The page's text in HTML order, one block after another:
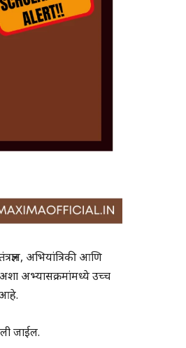
अभियांत्रिकी आणि
अशा अभ्यासक्रमांमध्ये उच्च
आहे.
जाईल.